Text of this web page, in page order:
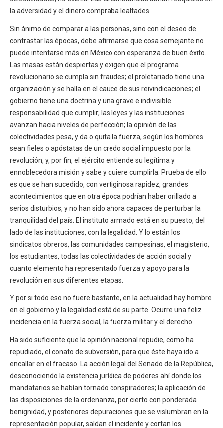
la adversidad y el dinero compraba lealtades.
Sin ánimo de comparar a las personas, sino con el deseo de
contrastar las épocas, debe afirmarse que cosa semejante no
puede intentarse más en México con esperanza de buen éxito.
Las masas están despiertas y exigen que el programa
revolucionario se cumpla sin fraudes; el proletariado tiene una
organización y se halla en el cauce de sus reivindicaciones; el
gobierno tiene una doctrina y una grave e indivisible
responsabilidad que cumplir; las leyes y las instituciones
avanzan hacia niveles de perfección; la opinión de las
colectividades pesa, y da o quita la fuerza, según los hombres
sean fieles o apóstatas de un credo social impuesto por la
revolución, y, por fin, el ejército entiende su legítima y
ennoblecedora misión y sabe y quiere cumplirla. Prueba de ello
es que se han sucedido, con vertiginosa rapidez, grandes
acontecimientos que en otra época podrían haber orillado a
serios disturbios, y no han sido ahora capaces de perturbar la
tranquilidad del país. El instituto armado está en su puesto, del
lado de las instituciones, con la legalidad. Y lo están los
sindicatos obreros, las comunidades campesinas, el magisterio,
los estudiantes, todas las colectividades de acción social y
cuanto elemento ha representado fuerza y apoyo para la
revolución en sus diferentes etapas.
Y por si todo eso no fuere bastante, en la actualidad hay hombre
en el gobierno y la legalidad está de su parte. Ocurre una feliz
incidencia en la fuerza social, la fuerza militar y el derecho.
Ha sido suficiente que la opinión nacional repudie, como ha
repudiado, el conato de subversión, para que éste haya ido a
encallar en el fracaso. La acción legal del Senado de la República,
desconociendo la existencia jurídica de poderes ahí donde los
mandatarios se habían tornado conspiradores; la aplicación de
las disposiciones de la ordenanza, por cierto con ponderada
benignidad, y posteriores depuraciones que se vislumbran en la
representación popular, saldan el incidente y cortan los